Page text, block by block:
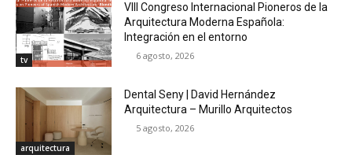
tv
VIII Congreso Internacional Pioneros de la
Arquitectura Moderna Española:
Integración en el entorno
6 agosto, 2026
arquitectura
Dental Seny | David Hernández
Arquitectura – Murillo Arquitectos
5 agosto, 2026